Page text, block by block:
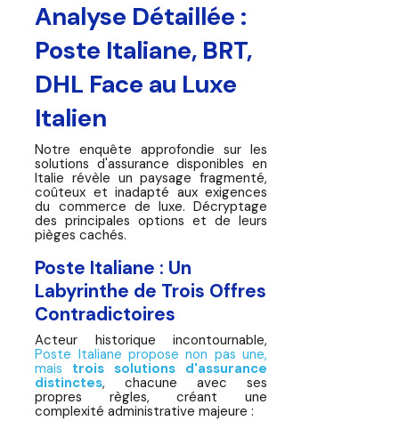
Analyse Détaillée :
Poste Italiane, BRT,
DHL Face au Luxe
Italien
Notre enquête approfondie sur les
solutions d'assurance disponibles en
Italie révèle un paysage fragmenté,
coûteux et inadapté aux exigences
du commerce de luxe. Décryptage
des principales options et de leurs
pièges cachés.
Poste Italiane : Un
Labyrinthe de Trois Offres
Contradictoires
Acteur historique incontournable,
Poste Italiane propose non pas une,
mais trois solutions d'assurance
distinctes, chacune avec ses
propres règles, créant une
complexité administrative majeure :